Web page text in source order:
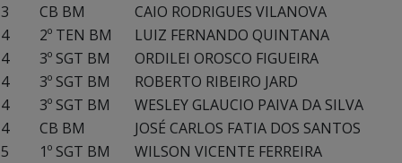
3
CB BM
CAIO RODRIGUES VILANOVA
4
2º TEN BM
LUIZ FERNANDO QUINTANA
4
3º SGT BM
ORDILEI OROSCO FIGUEIRA
4
3º SGT BM
ROBERTO RIBEIRO JARD
4
3º SGT BM
WESLEY GLAUCIO PAIVA DA SILVA
4
CB BM
JOSÉ CARLOS FATIA DOS SANTOS
5
1º SGT BM
WILSON VICENTE FERREIRA